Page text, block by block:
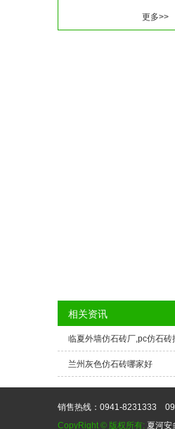
更多>>
相关资讯
临夏外墙仿石砖厂,pc仿石砖
兰州灰色仿石砖哪家好
销售热线：0941-8231333
CopyRight © 版权所有: 夏河安